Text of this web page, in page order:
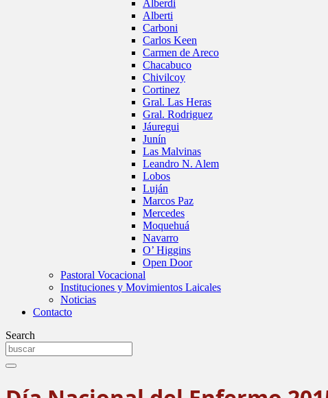
Alberdi
Alberti
Carboni
Carlos Keen
Carmen de Areco
Chacabuco
Chivilcoy
Cortinez
Gral. Las Heras
Gral. Rodriguez
Jáuregui
Junín
Las Malvinas
Leandro N. Alem
Lobos
Luján
Marcos Paz
Mercedes
Moquehuá
Navarro
O’ Higgins
Open Door
Pastoral Vocacional
Instituciones y Movimientos Laicales
Noticias
Contacto
Search